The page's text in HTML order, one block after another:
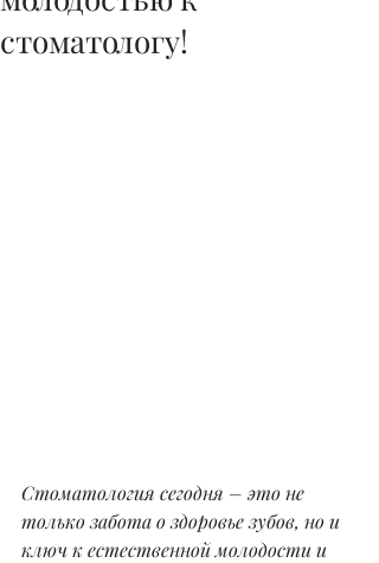
стоматологу!
Стоматология сегодня – это не
только забота о здоровье зубов, но и
ключ к естественной молодости и